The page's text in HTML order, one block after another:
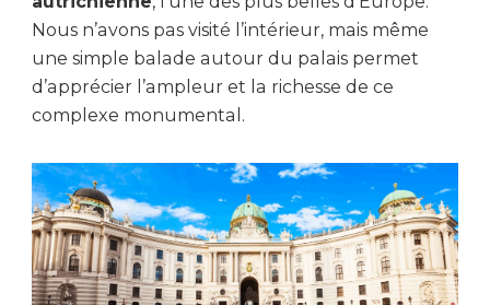
Nous n’avons pas visité l’intérieur, mais même
une simple balade autour du palais permet
d’apprécier l’ampleur et la richesse de ce
complexe monumental.